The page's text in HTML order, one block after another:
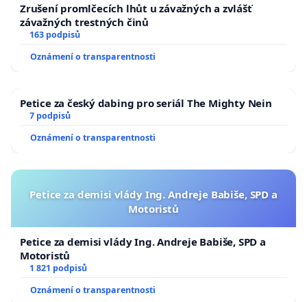
Zrušení promlčecích lhůt u závažných a zvlášť
závažných trestných činů
163 podpisů
Oznámení o transparentnosti
Petice za český dabing pro seriál The Mighty Nein
7 podpisů
Oznámení o transparentnosti
Petice za demisi vlády Ing. Andreje Babiše, SPD a
Motoristů
Petice za demisi vlády Ing. Andreje Babiše, SPD a
Motoristů
1 821 podpisů
Oznámení o transparentnosti